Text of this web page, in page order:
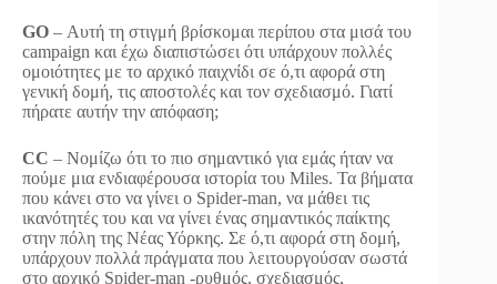
GO – Αυτή τη στιγμή βρίσκομαι περίπου στα μισά του
campaign και έχω διαπιστώσει ότι υπάρχουν πολλές
ομοιότητες με το αρχικό παιχνίδι σε ό,τι αφορά στη
γενική δομή, τις αποστολές και τον σχεδιασμό. Γιατί
πήρατε αυτήν την απόφαση;
CC – Νομίζω ότι το πιο σημαντικό για εμάς ήταν να
πούμε μια ενδιαφέρουσα ιστορία του Miles. Τα βήματα
που κάνει στο να γίνει ο Spider-man, να μάθει τις
ικανότητές του και να γίνει ένας σημαντικός παίκτης
στην πόλη της Νέας Υόρκης. Σε ό,τι αφορά στη δομή,
υπάρχουν πολλά πράγματα που λειτουργούσαν σωστά
στο αρχικό Spider-man -ρυθμός, σχεδιασμός,